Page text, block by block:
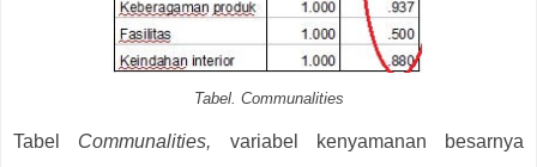
Tabel. Communalities
Tabel Communalities, variabel kenyamanan besarnya